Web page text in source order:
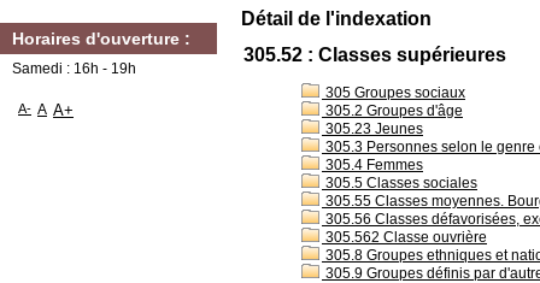
Détail de l'indexation
305.52 : Classes supérieures
305 Groupes sociaux
305.2 Groupes d'âge
305.23 Jeunes
305.3 Personnes selon le genre
305.4 Femmes
305.5 Classes sociales
305.55 Classes moyennes.
305.56 Classes défavorisées,
305.562 Classe ouvrière
305.8 Groupes ethniques et
305.9 Groupes définis par
Horaires d'ouverture :
Samedi : 16h - 19h
A- A A+